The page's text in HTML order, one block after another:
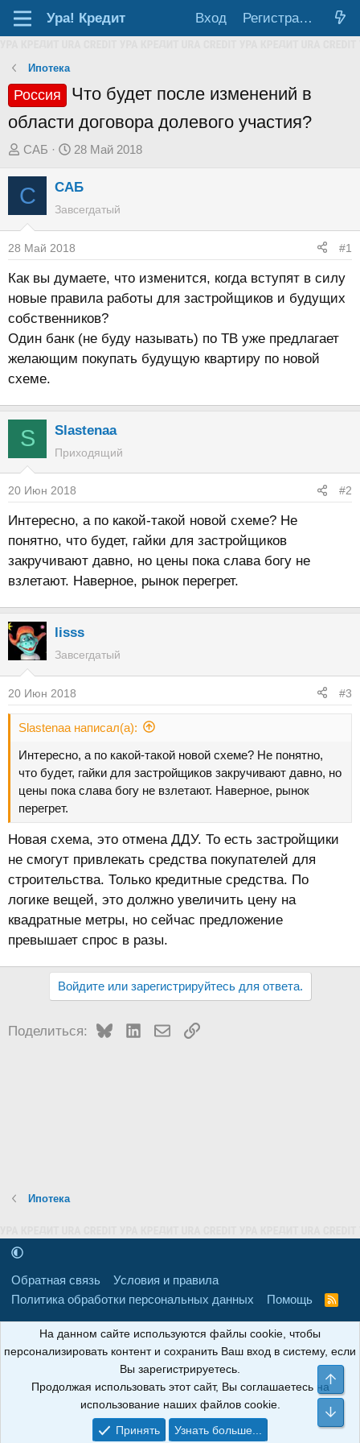
Ура! Кредит Вход Регистрация
Ипотека
Россия
Что будет после изменений в
области договора долевого участия?
А
т
о
р
т
е
м
ы
САБ
Д
т
а
а
ч
а
л
а
28 Май 2018
С САБ
Завсегдатый
28 Май 2018 #1
Как вы думаете, что изменится, когда вступят в силу
новые правила работы для застройщиков и будущих
собственников?
Один банк (не буду называть) по ТВ уже предлагает
желающим покупать будущую квартиру по новой
схеме.
S Slastenaa
Приходящий
20 Июн 2018 #2
Интересно, а по какой-такой новой схеме? Не
понятно, что будет, гайки для застройщиков
закручивают давно, но цены пока слава богу не
взлетают. Наверное, рынок перегрет.
lisss
Завсегдатый
20 Июн 2018 #3
Slastenaa написал(а):
Интересно, а по какой-такой новой схеме? Не понятно,
что будет, гайки для застройщиков закручивают давно, но
цены пока слава богу не взлетают. Наверное, рынок
перегрет.
Новая схема, это отмена ДДУ. То есть застройщики
не смогут привлекать средства покупателей для
строительства. Только кредитные средства. По
логике вещей, это должно увеличить цену на
квадратные метры, но сейчас предложение
превышает спрос в разы.
Войдите или зарегистрируйтесь для ответа.
Поделиться: BlueskyLinkedInЭлектронная почта
Ссылка
Ипотека
Обратная связь
Условия и правила
Политика обработки персональных данных
Помощь
R
Свидетельство о регистрации товарного знака № 665857 от
06.08.2018 г. Сайт не является СМИ. Сделано вРунетЛаб – Сайты и
АНОИНФО; ОГРН: 1247700801700; ИНН/КПП:
9709119500/320001001; Юридический адрес: 241030, Брянская
область, г. Брянск, ул. Мира, д. 96, ком. 124
На данном сайте используются файлы cookie, чтобы
персонализировать контент и сохранить Ваш вход в систему, если
Вы зарегистрируетесь.
Продолжая использовать этот сайт, Вы соглашаетесь на
использование наших файлов cookie.
Принять
Узнать больше...